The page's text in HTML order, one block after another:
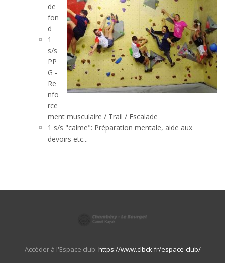
de
fon
d
1
s/s
PP
G -
Re
nfo
rce
ment musculaire / Trail / Escalade
1 s/s "calme": Préparation mentale, aide aux
devoirs etc...
Accéder à l'Espace club: https://www.clbck.fr/espace-club/